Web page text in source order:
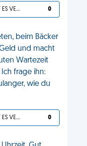
DU HAST ES VERDIENT 0
beim Bäcker
und macht
Wartezeit
frage ihn:
wie du
DU HAST ES VERDIENT 0